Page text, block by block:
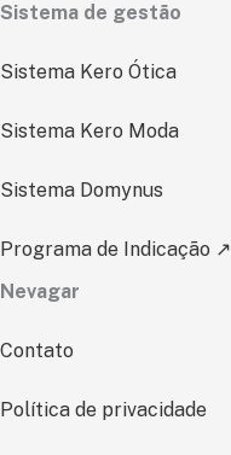
Sistema de gestão
Sistema Kero Ótica
Sistema Kero Moda
Sistema Domynus
Programa de Indicação ↗
Nevagar
Contato
Política de privacidade